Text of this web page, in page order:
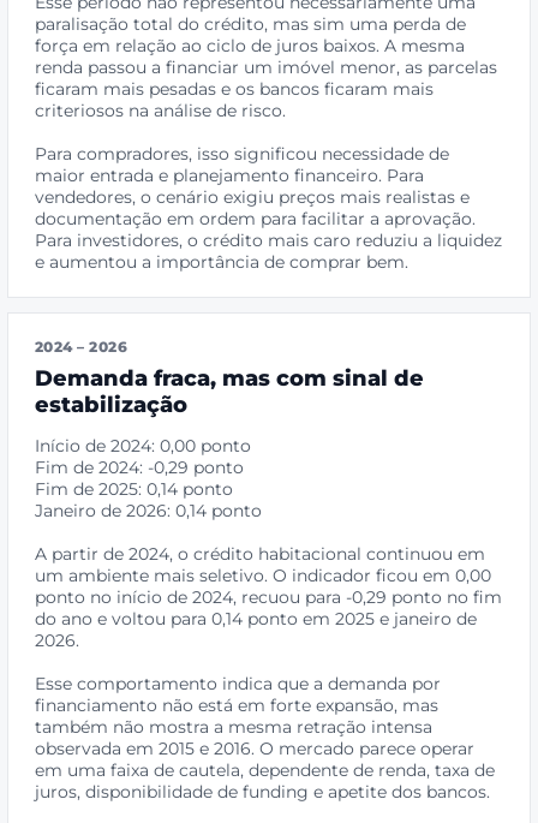
paralisação total do crédito, mas sim uma perda de
força em relação ao ciclo de juros baixos. A mesma
renda passou a financiar um imóvel menor, as parcelas
ficaram mais pesadas e os bancos ficaram mais
criteriosos na análise de risco.
Para compradores, isso significou necessidade de
maior entrada e planejamento financeiro. Para
vendedores, o cenário exigiu preços mais realistas e
documentação em ordem para facilitar a aprovação.
Para investidores, o crédito mais caro reduziu a liquidez
e aumentou a importância de comprar bem.
2024 – 2026
Demanda fraca, mas com sinal de
estabilização
Início de 2024: 0,00 ponto
Fim de 2024: -0,29 ponto
Fim de 2025: 0,14 ponto
Janeiro de 2026: 0,14 ponto
A partir de 2024, o crédito habitacional continuou em
um ambiente mais seletivo. O indicador ficou em 0,00
ponto no início de 2024, recuou para -0,29 ponto no fim
do ano e voltou para 0,14 ponto em 2025 e janeiro de
2026.
Esse comportamento indica que a demanda por
financiamento não está em forte expansão, mas
também não mostra a mesma retração intensa
observada em 2015 e 2016. O mercado parece operar
em uma faixa de cautela, dependente de renda, taxa de
juros, disponibilidade de funding e apetite dos bancos.